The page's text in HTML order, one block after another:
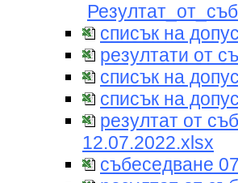
списък на
резултати от
списък на
списък на
резултат от
12.07.2022.xlsx
събеседване